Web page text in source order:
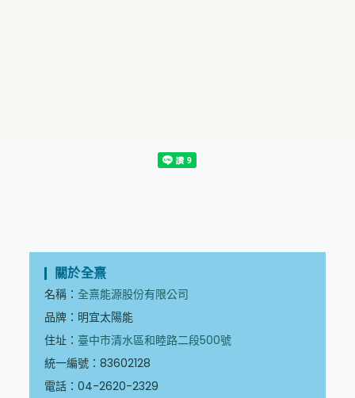
關於全熹
名稱： 全熹能源股份有限公司
品牌：明宜太陽能
住址： 臺中市清水區和睦路二段500號
統一編號：83602128
電話：04-2620-2329